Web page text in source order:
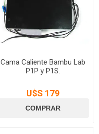
Cama Caliente Bambu Lab
P1P y P1S.
U$S 179